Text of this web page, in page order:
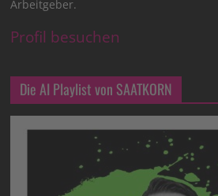
Arbeitgeber.
Profil besuchen
Die AI Playlist von SAATKORN